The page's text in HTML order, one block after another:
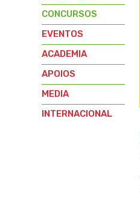
CONCURSOS
EVENTOS
ACADEMIA
APOIOS
MEDIA
INTERNACIONAL